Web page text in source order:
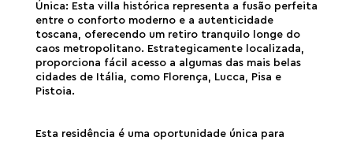
Única: Esta villa histórica representa a fusão perfeita
entre o conforto moderno e a autenticidade
toscana, oferecendo um retiro tranquilo longe do
caos metropolitano. Estrategicamente localizada,
proporciona fácil acesso a algumas das mais belas
cidades de Itália, como Florença, Lucca, Pisa e
Pistoia.
Esta residência é uma oportunidade única para